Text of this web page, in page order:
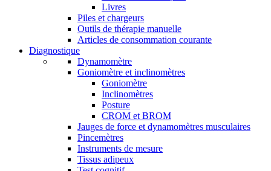
Livres
Piles et chargeurs
Outils de thérapie manuelle
Articles de consommation courante
Diagnostique
Dynamomètre
Goniomètre et inclinomètres
Goniomètre
Inclinomètres
Posture
CROM et BROM
Jauges de force et dynamomètres musculaires
Pincemètres
Instruments de mesure
Tissus adipeux